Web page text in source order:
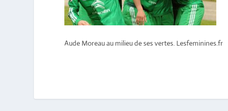
Aude Moreau au milieu de ses vertes. Lesfeminines.fr